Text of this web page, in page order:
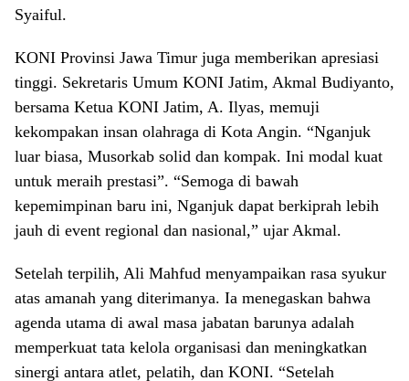
Syaiful.
KONI Provinsi Jawa Timur juga memberikan apresiasi
tinggi. Sekretaris Umum KONI Jatim, Akmal Budiyanto,
bersama Ketua KONI Jatim, A. Ilyas, memuji
kekompakan insan olahraga di Kota Angin. “Nganjuk
luar biasa, Musorkab solid dan kompak. Ini modal kuat
untuk meraih prestasi”. “Semoga di bawah
kepemimpinan baru ini, Nganjuk dapat berkiprah lebih
jauh di event regional dan nasional,” ujar Akmal.
Setelah terpilih, Ali Mahfud menyampaikan rasa syukur
atas amanah yang diterimanya. Ia menegaskan bahwa
agenda utama di awal masa jabatan barunya adalah
memperkuat tata kelola organisasi dan meningkatkan
sinergi antara atlet, pelatih, dan KONI. “Setelah